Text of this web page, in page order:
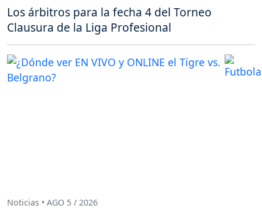
Los árbitros para la fecha 4 del Torneo
Clausura de la Liga Profesional
Noticias • AGO 5 / 2026